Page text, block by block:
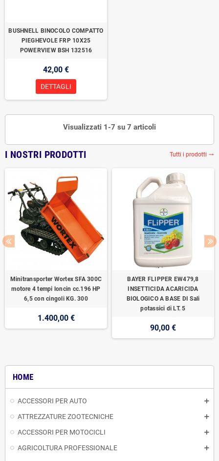
HOME
ACCESSORI PER AUTO
ATTREZZATURE ZOOTECNICHE
ACCESSORI PER MOTOCICLI
AGRICOLTURA PROFESSIONALE
BUSHNELL BINOCOLO COMPATTO
PIEGHEVOLE FRP 10X25
POWERVIEW BSH 132516
42,00 €
DETTAGLI
Visualizzati 1-7 su 7 articoli
I NOSTRI PRODOTTI Tutti i prodotti trending_flat
Minitransporter Wortex SFA 300C
motore 4 tempi loncin cc.196 HP
6,5 con cingoli KG. 300
1.400,00 €
BAYER FLIPPER EW479,8
INSETTICIDA ACARICIDA
BIOLOGICO A BASE DI Sali
potassici di LT. 5
90,00 €